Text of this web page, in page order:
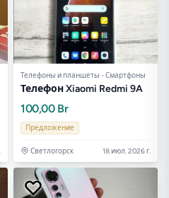
Телефоны и планшеты - Смартфоны
Телефон Xiaomi Redmi 9A
100,00 Br
Предложение
Светлогорск 18 июл. 2026 г.